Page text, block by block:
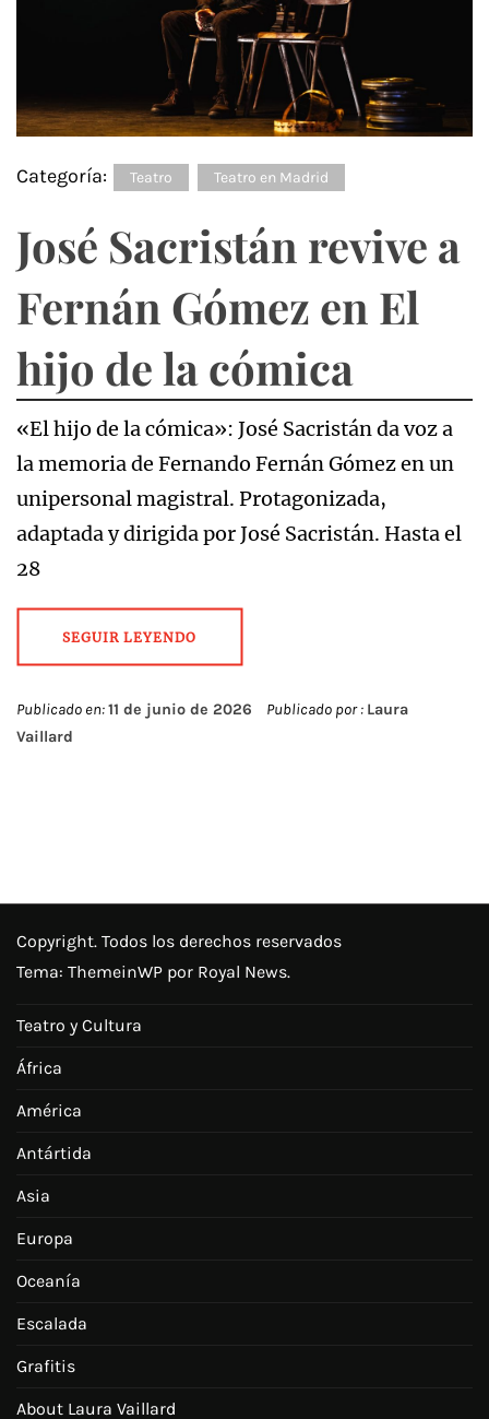
Categoría: Teatro Teatro en Madrid
José Sacristán revive a
Fernán Gómez en El
hijo de la cómica
«El hijo de la cómica»: José Sacristán da voz a
la memoria de Fernando Fernán Gómez en un
unipersonal magistral. Protagonizada,
adaptada y dirigida por José Sacristán. Hasta el
28
SEGUIR LEYENDO
Publicado en:11 de junio de 2026 Publicado por : Laura
Vaillard
Copyright. Todos los derechos reservados
Tema: ThemeinWP por Royal News.
Teatro y Cultura
África
América
Antártida
Asia
Europa
Oceanía
Escalada
Grafitis
About Laura Vaillard